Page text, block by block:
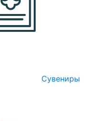
Сувениры